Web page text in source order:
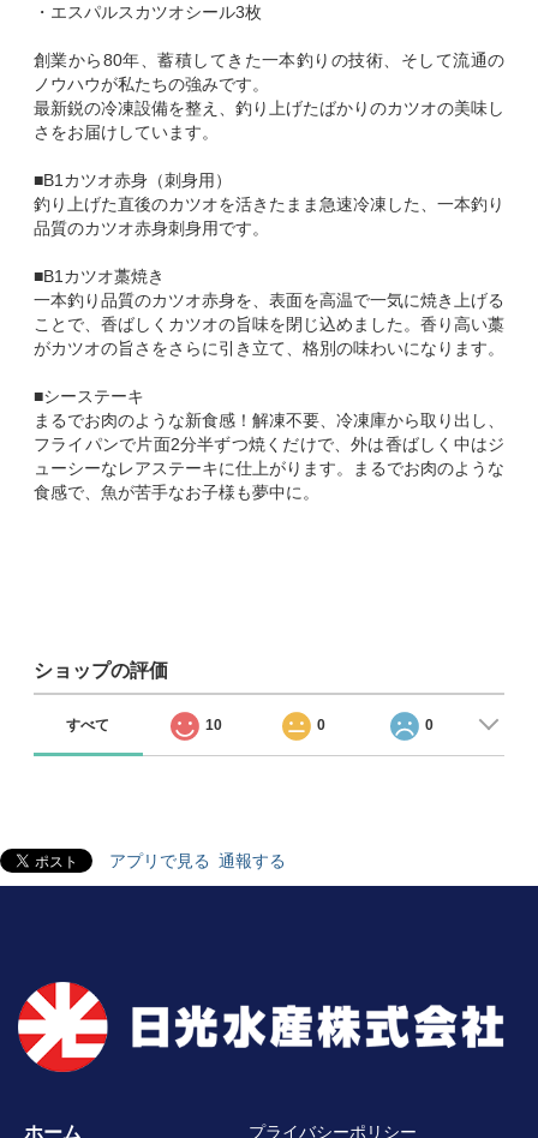
・エスパルスカツオシール3枚
創業から80年、蓄積してきた一本釣りの技術、そして流通の
ノウハウが私たちの強みです。
最新鋭の冷凍設備を整え、釣り上げたばかりのカツオの美味し
さをお届けしています。
■B1カツオ赤身（刺身用）
釣り上げた直後のカツオを活きたまま急速冷凍した、一本釣り
品質のカツオ赤身刺身用です。
■B1カツオ藁焼き
一本釣り品質のカツオ赤身を、表面を高温で一気に焼き上げる
ことで、香ばしくカツオの旨味を閉じ込めました。香り高い藁
がカツオの旨さをさらに引き立て、格別の味わいになります。
■シーステーキ
まるでお肉のような新食感！解凍不要、冷凍庫から取り出し、
フライパンで片面2分半ずつ焼くだけで、外は香ばしく中はジ
ューシーなレアステーキに仕上がります。まるでお肉のような
食感で、魚が苦手なお子様も夢中に。
ショップの評価
すべて 10 0 0
アプリで見る 通報する
ホーム プライバシーポリシー